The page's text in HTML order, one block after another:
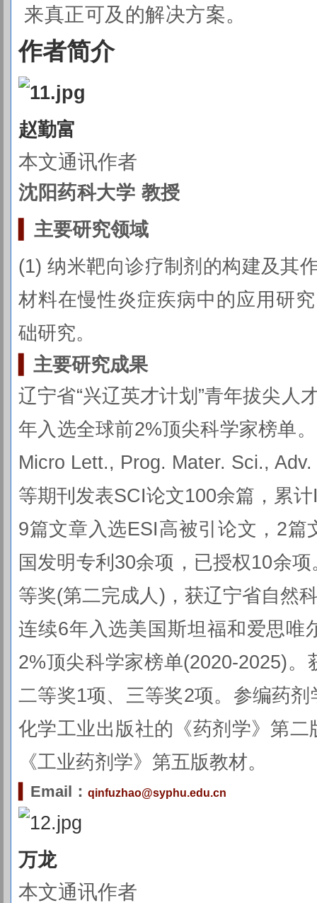
来真正可及的解决方案。
作者简介
赵勤富
本文通讯作者
沈阳药科大学 教授
主要研究领域
(1) 纳米靶向诊疗制剂的构建及其
材料在慢性炎症疾病中的应用研
础研究。
主要研究成果
辽宁省“兴辽英才计划”青年拔尖人
年入选全球前2%顶尖科学家榜单
Micro Lett., Prog. Mater. Sci.,
等期刊发表SCI论文100余篇，累
9篇文章入选ESI高被引论文，2篇
国发明专利30余项，已授权10余
等奖(第二完成人)，获辽宁省自然
连续6年入选美国斯坦福和爱思唯
2%顶尖科学家榜单(2020-2025)
二等奖1项、三等奖2项。参编药剂
化学工业出版社的《药剂学》第
《工业药剂学》第五版教材。
Email： qinfuzhao@syphu.edu.cn
万龙
本文通讯作者